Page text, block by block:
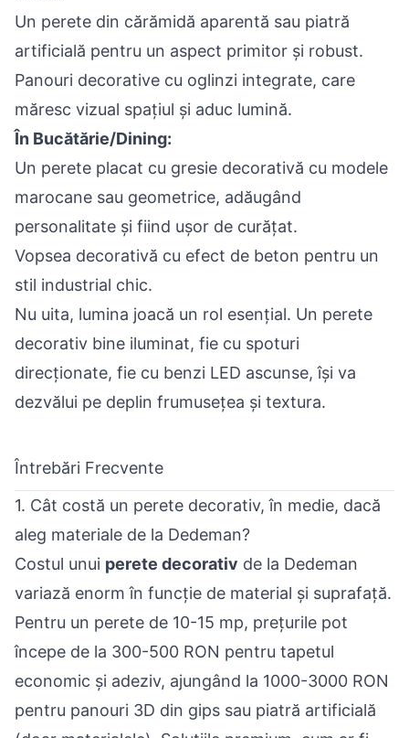
Un perete din cărămidă aparentă sau piatră
artificială pentru un aspect primitor și robust.
Panouri decorative cu oglinzi integrate, care
măresc vizual spațiul și aduc lumină.
În Bucătărie/Dining:
Un perete placat cu gresie decorativă cu modele
marocane sau geometrice, adăugând
personalitate și fiind ușor de curățat.
Vopsea decorativă cu efect de beton pentru un
stil industrial chic.
Nu uita, lumina joacă un rol esențial. Un perete
decorativ bine iluminat, fie cu spoturi
direcționate, fie cu benzi LED ascunse, își va
dezvălui pe deplin frumusețea și textura.
Întrebări Frecvente
1. Cât costă un perete decorativ, în medie, dacă
aleg materiale de la Dedeman?
Costul unui perete decorativ de la Dedeman
variază enorm în funcție de material și suprafață.
Pentru un perete de 10-15 mp, prețurile pot
începe de la 300-500 RON pentru tapetul
economic și adeziv, ajungând la 1000-3000 RON
pentru panouri 3D din gips sau piatră artificială